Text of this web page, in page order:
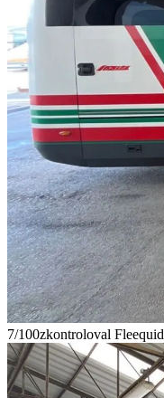
7/100zkontroloval Fleequid